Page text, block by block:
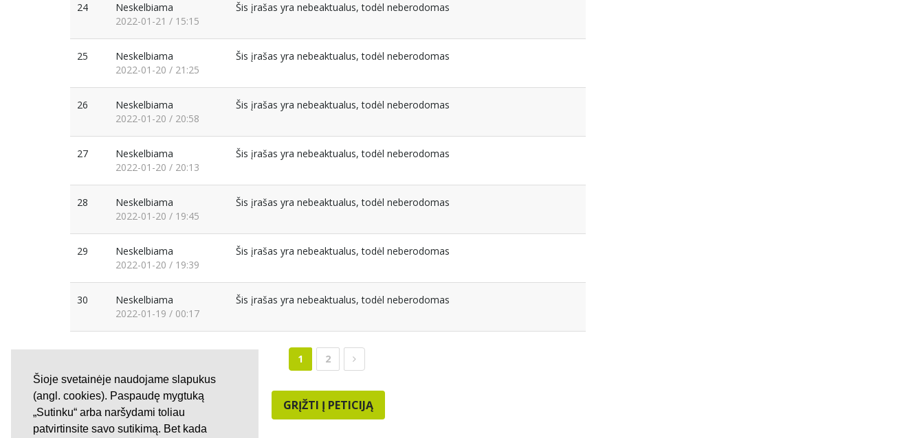
Šioje svetainėje naudojame slapukus
(angl. cookies). Paspaudę mygtuką
„Sutinku“ arba naršydami toliau
patvirtinsite savo sutikimą. Bet kada
24
Neskelbiama
2022-01-21 / 15:15
Šis įrašas yra nebeaktualus, todėl neberodomas
25
Neskelbiama
2022-01-20 / 21:25
Šis įrašas yra nebeaktualus, todėl neberodomas
26
Neskelbiama
2022-01-20 / 20:58
Šis įrašas yra nebeaktualus, todėl neberodomas
27
Neskelbiama
2022-01-20 / 20:13
Šis įrašas yra nebeaktualus, todėl neberodomas
28
Neskelbiama
2022-01-20 / 19:45
Šis įrašas yra nebeaktualus, todėl neberodomas
29
Neskelbiama
2022-01-20 / 19:39
Šis įrašas yra nebeaktualus, todėl neberodomas
30
Neskelbiama
2022-01-19 / 00:17
Šis įrašas yra nebeaktualus, todėl neberodomas
1 2
GRĮŽTI Į PETICIJĄ